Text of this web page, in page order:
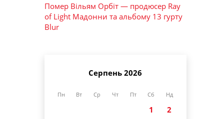
Помер Вільям Орбіт — продюсер Ray
of Light Мадонни та альбому 13 гурту
Blur
Серпень 2026
Пн Вт Ср Чт Пт Сб Нд
1
2